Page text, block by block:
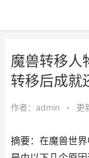
魔兽转移人
转移后成就
作者： admin • 更
摘要：在魔兽世